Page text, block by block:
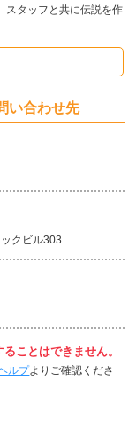
スタッフと共に伝説を作
い合わせ先
クビル303
ことはできません。
ルプよりご確認くださ